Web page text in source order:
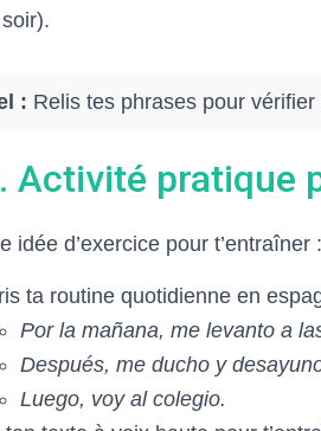
: Relis tes phrases pour
Activité pratique
idée d’exercice pour t’entraîner :
ta routine quotidienne en
Por la mañana, me levanto a
Después, me ducho y
Luego, voy al colegio.